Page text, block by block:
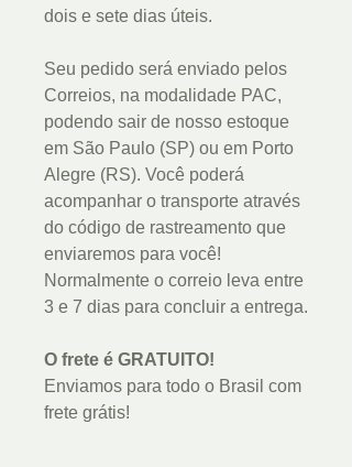
dois e sete dias úteis.
Seu pedido será enviado pelos
Correios, na modalidade PAC,
podendo sair de nosso estoque
em São Paulo (SP) ou em Porto
Alegre (RS). Você poderá
acompanhar o transporte através
do código de rastreamento que
enviaremos para você!
Normalmente o correio leva entre
3 e 7 dias para concluir a entrega.
O frete é GRATUITO!
Enviamos para todo o Brasil com
frete grátis!